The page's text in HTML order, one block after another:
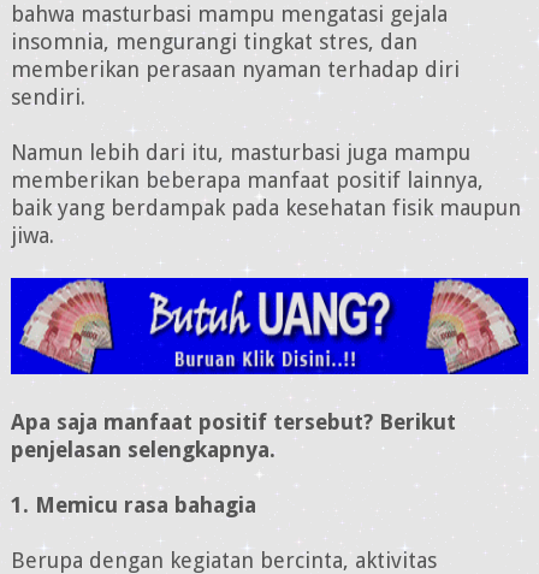
bahwa masturbasi mampu mengatasi gejala
insomnia, mengurangi tingkat stres, dan
memberikan perasaan nyaman terhadap diri
sendiri.
Namun lebih dari itu, masturbasi juga mampu
memberikan beberapa manfaat positif lainnya,
baik yang berdampak pada kesehatan fisik maupun
jiwa.
Apa saja manfaat positif tersebut? Berikut
penjelasan selengkapnya.
1. Memicu rasa bahagia
Berupa dengan kegiatan bercinta, aktivitas